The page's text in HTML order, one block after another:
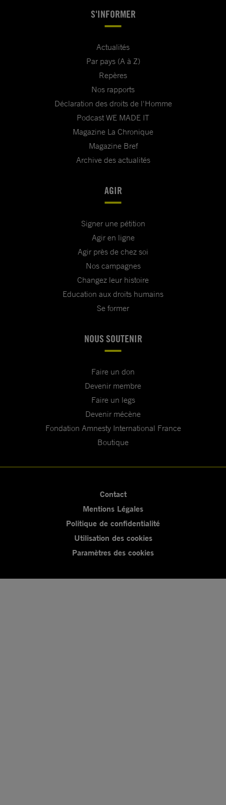
S'INFORMER
Actualités
Par pays (A à Z)
Repères
Nos rapports
Déclaration des droits de l'Homme
Podcast WE MADE IT
Magazine La Chronique
Magazine Bref
Archive des actualités
AGIR
Signer une pétition
Agir en ligne
Agir près de chez soi
Nos campagnes
Changez leur histoire
Education aux droits humains
Se former
NOUS SOUTENIR
Faire un don
Devenir membre
Faire un legs
Devenir mécène
Fondation Amnesty International France
Boutique
Contact
Mentions Légales
Politique de confidentialité
Utilisation des cookies
Paramètres des cookies